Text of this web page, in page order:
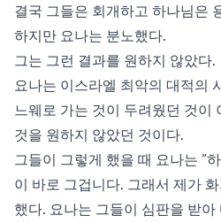
결국 그들은 회개하고 하나님은
하지만 요나는 분노했다.
그는 그런 결과를 원하지 않았다.
요나는 이스라엘 최악의 대적의
느웨로 가는 것이 두려웠던 것이
것을 원하지 않았던 것이다.
그들이 그렇게 했을 때 요나는 “
이 바로 그겁니다. 그래서 제가
했다. 요나는 그들이 심판을 받